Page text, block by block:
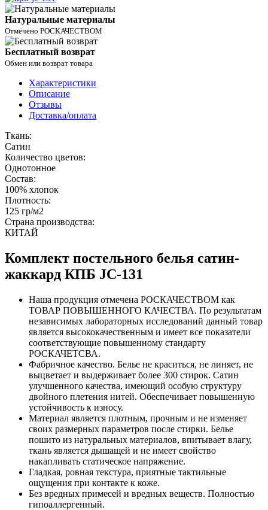
Натуральные материалы
Отмечено РОСКАЧЕСТВОМ
Бесплатный возврат
Обмен или возврат товара
Характеристики
Описание
Отзывы
Доставка/оплата
Ткань:
Сатин
Количество цветов:
Однотонное
Состав:
100% хлопок
Плотность:
125 гр/м2
Страна производства:
КИТАЙ
Комплект постельного белья сатин-
жаккард КПБ JC-131
Наша продукция отмечена РОСКАЧЕСТВОМ как
ТОВАР ПОВЫШЕННОГО КАЧЕСТВА. По результатам
независимых лабораторных исследований данный товар
является высококачественным и имеет все показатели
соответствующие повышенному стандарту
РОСКАЧЕТСВА.
Фабричное качество. Белье не краситься, не линяет, не
выцветает и выдерживает более 300 стирок. Сатин
улучшенного качества, имеющий особую структуру
двойного плетения нитей. Обеспечивает повышенную
устойчивость к износу.
Материал является плотным, прочным и не изменяет
своих размерных параметров после стирки. Белье
пошито из натуральных материалов, впитывает влагу,
ткань является дышащей и не имеет свойство
накапливать статическое напряжение.
Гладкая, ровная текстура, приятные тактильные
ощущения при контакте к коже.
Без вредных примесей и вредных веществ. Полностью
гипоаллергенный.